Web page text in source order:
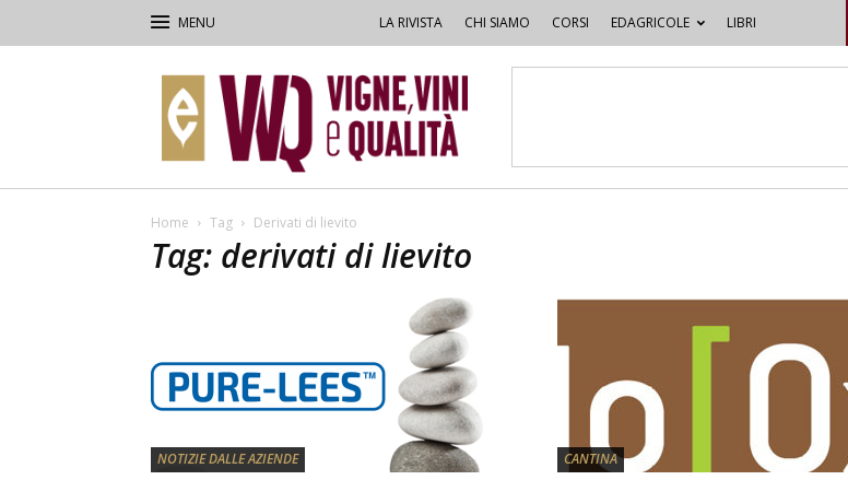
LA RIVISTA CHI SIAMO CORSI EDAGRICOLE LIBRI
–
Vigne,
Vini
&
Home Tag Derivati di lievito
Tag: derivati di lievito
NOTIZIE DALLE AZIENDE CANTINA